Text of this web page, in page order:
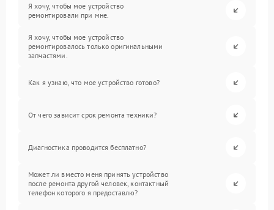
Я хочу, чтобы мое устройство
ремонтировали при мне.
Я хочу, чтобы мое устройство
ремонтировалось только оригинальными
запчастями.
Как я узнаю, что мое устройство готово?
От чего зависит срок ремонта техники?
Диагностика проводится бесплатно?
Может ли вместо меня принять устройство
после ремонта другой человек, контактный
телефон которого я предоставлю?